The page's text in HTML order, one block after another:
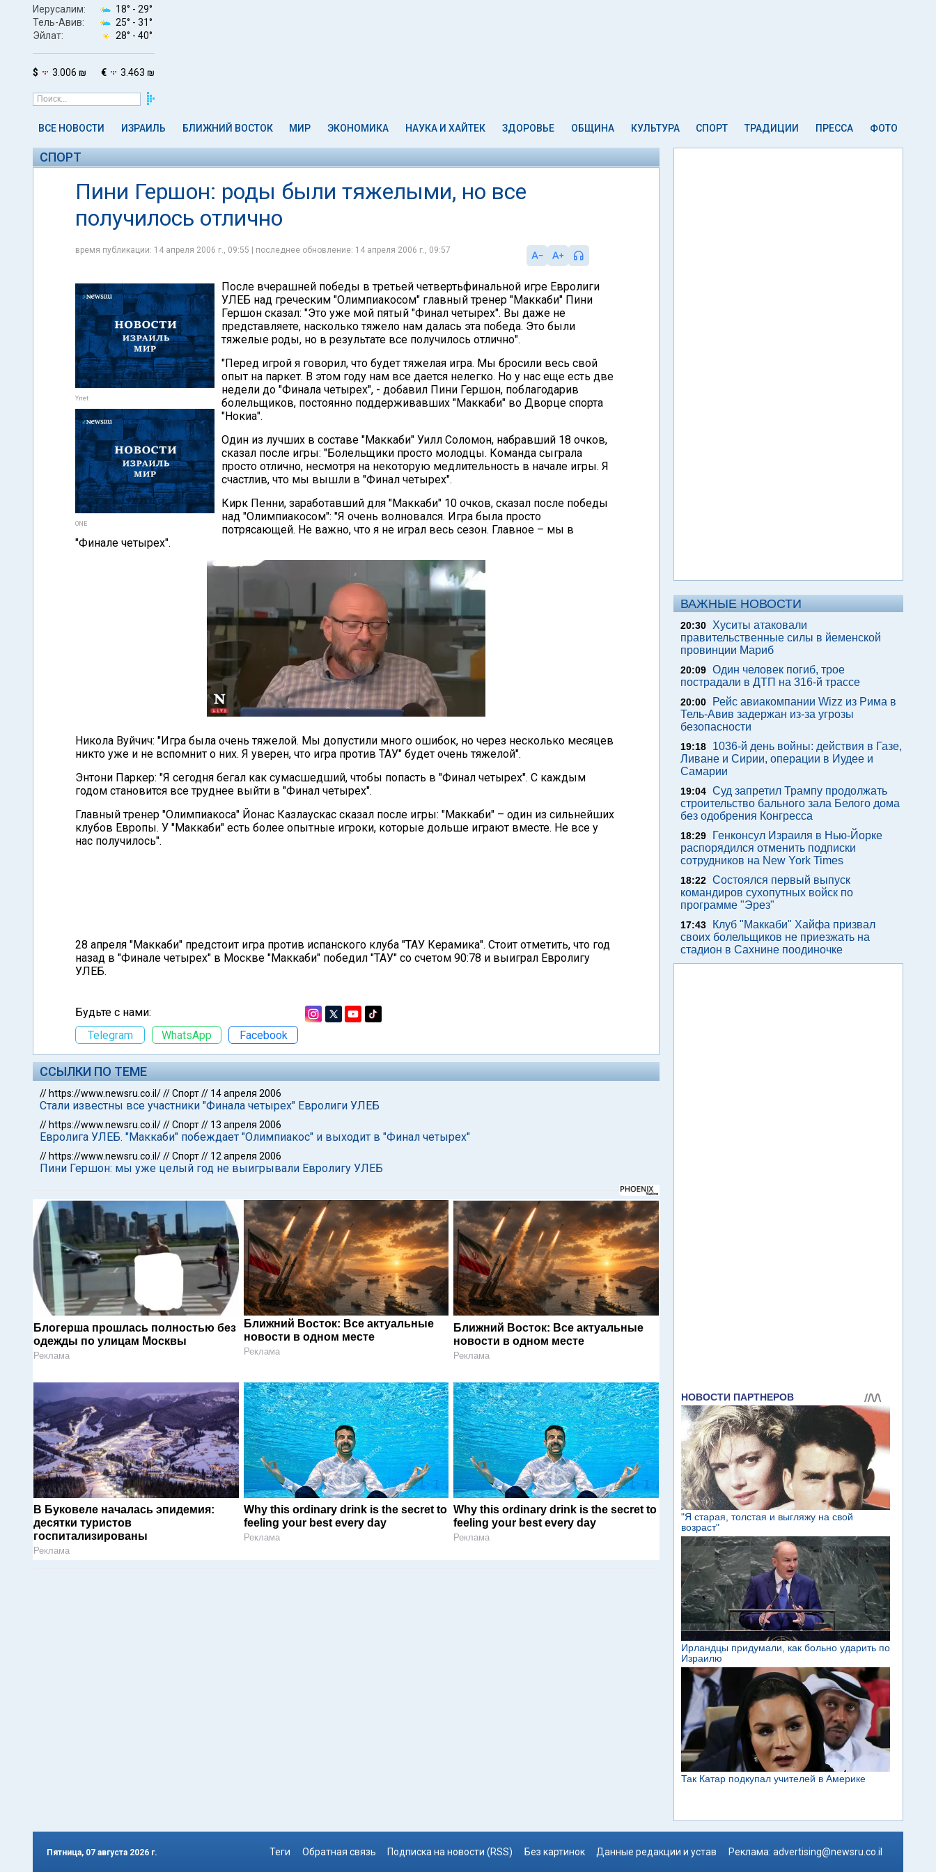
Иерусалим: 18° - 29°
Тель-Авив:
25° - 31°
Эйлат:
28° - 40°
$ 3.006 ₪ € 3.463 ₪
ВСЕ НОВОСТИ ИЗРАИЛЬ БЛИЖНИЙ ВОСТОК МИР ЭКОНОМИКА НАУКА И ХАЙТЕК ЗДОРОВЬЕ ОБЩИНА КУЛЬТУРА СПОРТ ТРАДИЦИИ ПРЕССА ФОТО
СПОРТ
Пини Гершон: роды были тяжелыми, но все
получилось отлично
время публикации: 14 апреля 2006 г., 09:55 | последнее обновление: 14 апреля 2006 г., 09:57
Ynet
ONE
После вчерашней победы в третьей четвертьфинальной игре Евролиги
УЛЕБ над греческим "Олимпиакосом" главный тренер "Маккаби" Пини
Гершон сказал: "Это уже мой пятый "Финал четырех". Вы даже не
представляете, насколько тяжело нам далась эта победа. Это были
тяжелые роды, но в результате все получилось отлично".
"Перед игрой я говорил, что будет тяжелая игра. Мы бросили весь свой
опыт на паркет. В этом году нам все дается нелегко. Но у нас еще есть две
недели до "Финала четырех", - добавил Пини Гершон, поблагодарив
болельщиков, постоянно поддерживавших "Маккаби" во Дворце спорта
"Нокиа".
Один из лучших в составе "Маккаби" Уилл Соломон, набравший 18 очков,
сказал после игры: "Болельщики просто молодцы. Команда сыграла
просто отлично, несмотря на некоторую медлительность в начале игры. Я
счастлив, что мы вышли в "Финал четырех".
Кирк Пенни, заработавший для "Маккаби" 10 очков, сказал после победы
над "Олимпиакосом": "Я очень волновался. Игра была просто
потрясающей. Не важно, что я не играл весь сезон. Главное – мы в
"Финале четырех".
Никола Вуйчич: "Игра была очень тяжелой. Мы допустили много ошибок, но через несколько месяцев
никто уже и не вспомнит о них. Я уверен, что игра против ТАУ" будет очень тяжелой".
Энтони Паркер: "Я сегодня бегал как сумасшедший, чтобы попасть в "Финал четырех". С каждым
годом становится все труднее выйти в "Финал четырех".
Главный тренер "Олимпиакоса" Йонас Казлаускас сказал после игры: "Маккаби" – один из сильнейших
клубов Европы. У "Маккаби" есть более опытные игроки, которые дольше играют вместе. Не все у
нас получилось".
28 апреля "Маккаби" предстоит игра против испанского клуба "ТАУ Керамика". Стоит отметить, что год
назад в "Финале четырех" в Москве "Маккаби" победил "ТАУ" со счетом 90:78 и выиграл Евролигу
УЛЕБ.
Будьте с нами:
Telegram
WhatsApp Facebook
ССЫЛКИ ПО ТЕМЕ
// https://www.newsru.co.il///Спорт// 14 апреля 2006
Стали известны все участники "Финала четырех" Евролиги УЛЕБ
// https://www.newsru.co.il///Спорт// 13 апреля 2006
Евролига УЛЕБ. "Маккаби" побеждает "Олимпиакос" и выходит в "Финал четырех"
// https://www.newsru.co.il///Спорт// 12 апреля 2006
Пини Гершон: мы уже целый год не выигрывали Евролигу УЛЕБ
Блогерша прошлась полностью без
одежды по улицам Москвы
Реклама
Ближний Восток: Все актуальные
новости в одном месте
Реклама
Ближний Восток: Все актуальные
новости в одном месте
Реклама
В Буковеле началась эпидемия:
десятки туристов
госпитализированы
Реклама
Why this ordinary drink is the secret to
feeling your best every day
Реклама
Why this ordinary drink is the secret to
feeling your best every day
Реклама
ВАЖНЫЕ НОВОСТИ
20:30
Хуситы атаковали
правительственные силы в йеменской
провинции Мариб
20:09 Один человек погиб, трое
пострадали в ДТП на 316-й трассе
20:00
Рейс авиакомпании Wizz из Рима в
Тель-Авив задержан из-за угрозы
безопасности
19:18
1036-й день войны: действия в Газе,
Ливане и Сирии, операции в Иудее и
Самарии
19:04 Суд запретил Трампу продолжать
строительство бального зала Белого дома
без одобрения Конгресса
18:29
Генконсул Израиля в Нью-Йорке
распорядился отменить подписки
сотрудников на New York Times
18:22 Состоялся первый выпуск
командиров сухопутных войск по
программе "Эрез"
17:43
Клуб "Маккаби" Хайфа призвал
своих болельщиков не приезжать на
стадион в Сахнине поодиночке
Пятница, 07 августа 2026 г. Теги Обратная связь Подписка на новости (RSS) Без картинок Данные редакции и устав Реклама: advertising@newsru.co.il